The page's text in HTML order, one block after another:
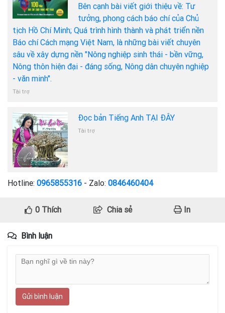
Bên cạnh bài viết giới thiệu về: Tư
tưởng, phong cách báo chí của Chủ
tịch Hồ Chí Minh; Quá trình hình thành và phát triển nền
Báo chí Cách mạng Việt Nam, là những bài viết chuyên
sâu về xây dựng nền "Nông nghiệp sinh thái - bền vững,
Nông thôn hiện đại - đáng sống, Nông dân chuyên nghiệp
- văn minh".
Tài trợ
Đọc bản Tiếng Anh TẠI ĐÂY
Tài trợ
Hotline: 0965855316 - Zalo: 0846460404
0Thích Chia sẻ In
Bình luận
Gửi bình luận